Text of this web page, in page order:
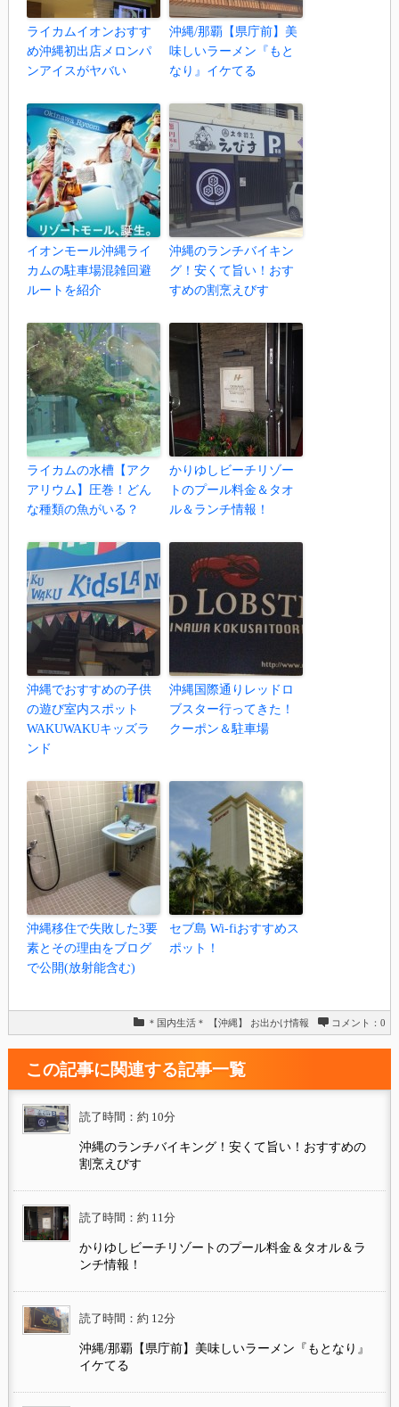
ライカムイオンおすす
め沖縄初出店メロンパ
ンアイスがヤバい
沖縄/那覇【県庁前】美
味しいラーメン『もと
なり』イケてる
イオンモール沖縄ライ
カムの駐車場混雑回避
ルートを紹介
沖縄のランチバイキン
グ！安くて旨い！おす
すめの割烹えびす
ライカムの水槽【アク
アリウム】圧巻！どん
な種類の魚がいる？
かりゆしビーチリゾー
トのプール料金＆タオ
ル＆ランチ情報！
沖縄でおすすめの子供
の遊び室内スポット
WAKUWAKUキッズラ
ンド
沖縄国際通りレッドロ
ブスター行ってきた！
クーポン＆駐車場
沖縄移住で失敗した3要
素とその理由をブログ
で公開(放射能含む)
セブ島 Wi-fiおすすめス
ポット！
＊国内生活＊ 【沖縄】 お出かけ情報 コメント：0
この記事に関連する記事一覧
読了時間：約 10分
沖縄のランチバイキング！安くて旨い！おすすめの
割烹えびす
読了時間：約 11分
かりゆしビーチリゾートのプール料金＆タオル＆ラ
ンチ情報！
読了時間：約 12分
沖縄/那覇【県庁前】美味しいラーメン『もとなり』
イケてる